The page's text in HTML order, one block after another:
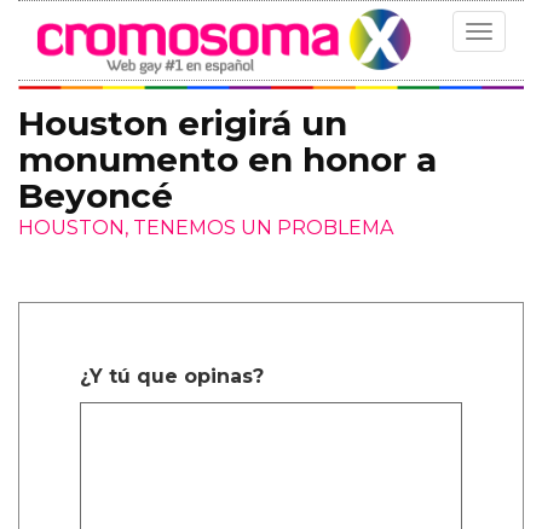
Toggle
Houston erigirá un
monumento en honor a
Beyoncé
HOUSTON, TENEMOS UN PROBLEMA
¿Y tú que opinas?